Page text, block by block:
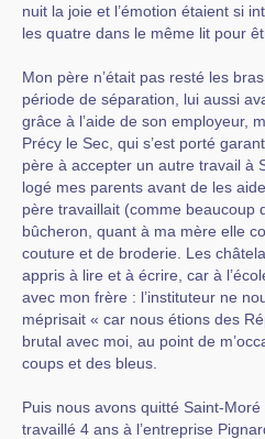
nuit la joie et l’émotion étaient si
les quatre dans le même lit pour
Mon père n’était pas resté les
période de séparation, lui aussi
grâce à l’aide de son employeur,
Précy le Sec, qui s’est porté
père à accepter un autre travail à
logé mes parents avant de les
père travaillait (comme beaucoup
bûcheron, quant à ma mère elle
couture et de broderie. Les
appris à lire et à écrire, car à
avec mon frère : l’instituteur ne
méprisait « car nous étions des
brutal avec moi, au point de
coups et des bleus.
Puis nous avons quitté Saint-
travaillé 4 ans à l’entreprise